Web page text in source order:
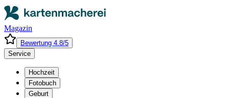
Magazin
Bewertung 4.8/5
Service
Hochzeit
Fotobuch
Geburt